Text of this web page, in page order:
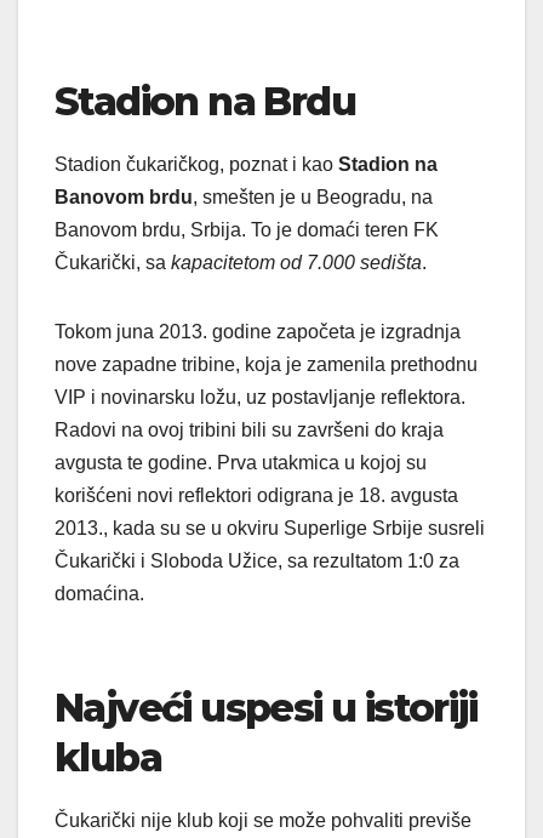
Stadion na Brdu
Stadion čukaričkog, poznat i kao Stadion na
Banovom brdu, smešten je u Beogradu, na
Banovom brdu, Srbija. To je domaći teren FK
Čukarički, sa kapacitetom od 7.000 sedišta.
Tokom juna 2013. godine započeta je izgradnja
nove zapadne tribine, koja je zamenila prethodnu
VIP i novinarsku ložu, uz postavljanje reflektora.
Radovi na ovoj tribini bili su završeni do kraja
avgusta te godine. Prva utakmica u kojoj su
korišćeni novi reflektori odigrana je 18. avgusta
2013., kada su se u okviru Superlige Srbije susreli
Čukarički i Sloboda Užice, sa rezultatom 1:0 za
domaćina.
Najveći uspesi u istoriji
kluba
Čukarički nije klub koji se može pohvaliti previše